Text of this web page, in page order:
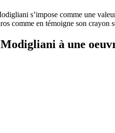
s’impose comme une
comme en témoigne son crayon
Modigliani à une